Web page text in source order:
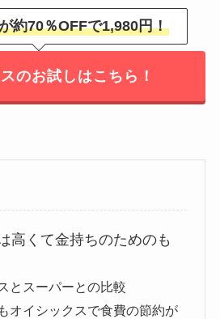
約70％OFFで1,980円！
のお試しはこちら！
高くて金持ちのためのも
とスーパーとの比較
オイシックスで食費の節約が